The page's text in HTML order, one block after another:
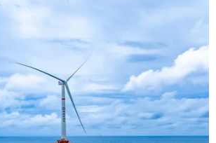
Quốc (Đồng Nai) chia sẻ với báo chí về
bị chết ở Anh. (Ảnh: M.M/Vietnam+)
tin chính thức về nạn nhân
vụ 39 người chết trong
nhưng trước việc ngày càng